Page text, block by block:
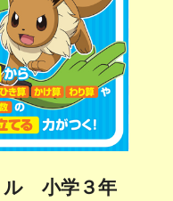
ル 小学３年